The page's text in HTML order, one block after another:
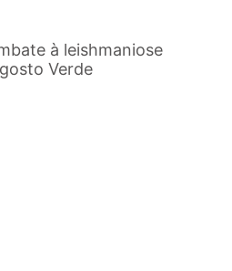
à leishmaniose
Verde